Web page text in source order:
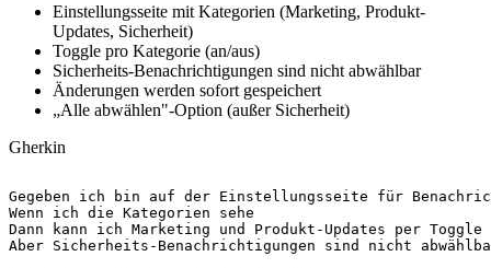
Einstellungsseite mit Kategorien (Marketing, Produkt-
Updates, Sicherheit)
Toggle pro Kategorie (an/aus)
Sicherheits-Benachrichtigungen sind nicht abwählbar
Änderungen werden sofort gespeichert
„Alle abwählen"-Option (außer Sicherheit)
Gherkin
Gegeben
Wenn
Dann
Aber Sicherheits-Benachrichtigungen sind nicht